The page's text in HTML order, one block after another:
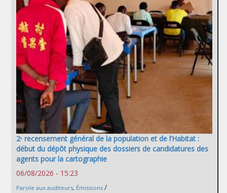
2ᵉ recensement général de la population et de l’Habitat :
début du dépôt physique des dossiers de candidatures des
agents pour la cartographie
06/08/2026 - 15:23
Parole aux auditeurs, Émissions /